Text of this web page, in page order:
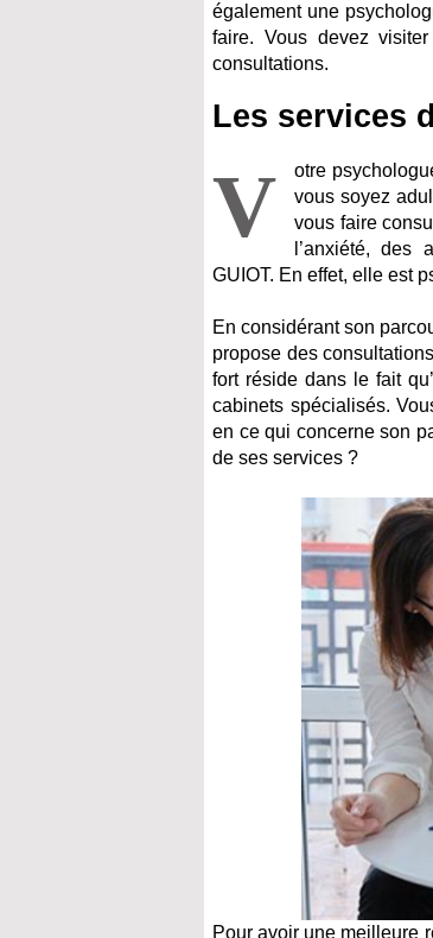
également une
faire. Vous devez
consultations.
Les services
V
otre
vous soyez
vous faire
l’anxiété, des
GUIOT. En effet, elle est
En considérant son
propose des
fort réside dans le fait
cabinets spécialisés.
en ce qui concerne son
de ses services ?
Pour avoir une meilleure